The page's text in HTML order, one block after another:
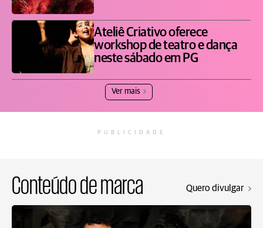
Ateliê Criativo oferece
workshop de teatro e dança
neste sábado em PG
Ver mais
PUBLICIDADE
Conteúdo de marca Quero divulgar